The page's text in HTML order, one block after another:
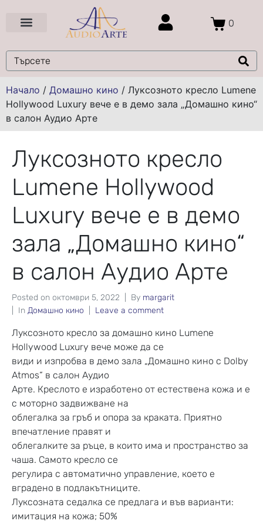
0
Начало / Домашно кино / Луксозното кресло Lumene
Hollywood Luxury вече е в демо зала „Домашно кино“
в салон Аудио Арте
Луксозното кресло
Lumene Hollywood
Luxury вече е в демо
зала „Домашно кино“
в салон Аудио Арте
Posted on октомври 5, 2022 By margarit
In Домашно кино Leave a comment
Луксозното кресло за домашно кино Lumene
Hollywood Luxury вече може да се
види и изпробва в демо зала „Домашно кино с Dolby
Atmos“ в салон Аудио
Арте. Креслото е изработено от естествена кожа и е
с моторно задвижване на
облегалка за гръб и опора за краката. Приятно
впечатление правят и
облегалките за ръце, в които има и пространство за
чаша. Самото кресло се
регулира с автоматично управление, което е
вградено в подлакътниците.
Луксозната седалка се предлага и във варианти:
имитация на кожа; 50%